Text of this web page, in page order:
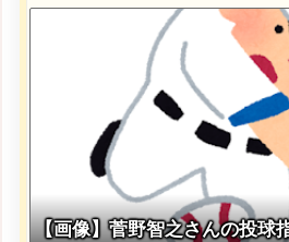
【画像】菅野智之さんの投球